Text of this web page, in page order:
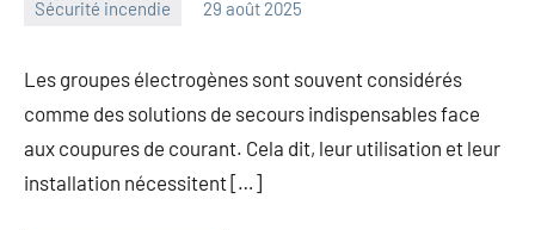
Sécurité incendie 29 août 2025
Les groupes électrogènes sont souvent considérés
comme des solutions de secours indispensables face
aux coupures de courant. Cela dit, leur utilisation et leur
installation nécessitent […]